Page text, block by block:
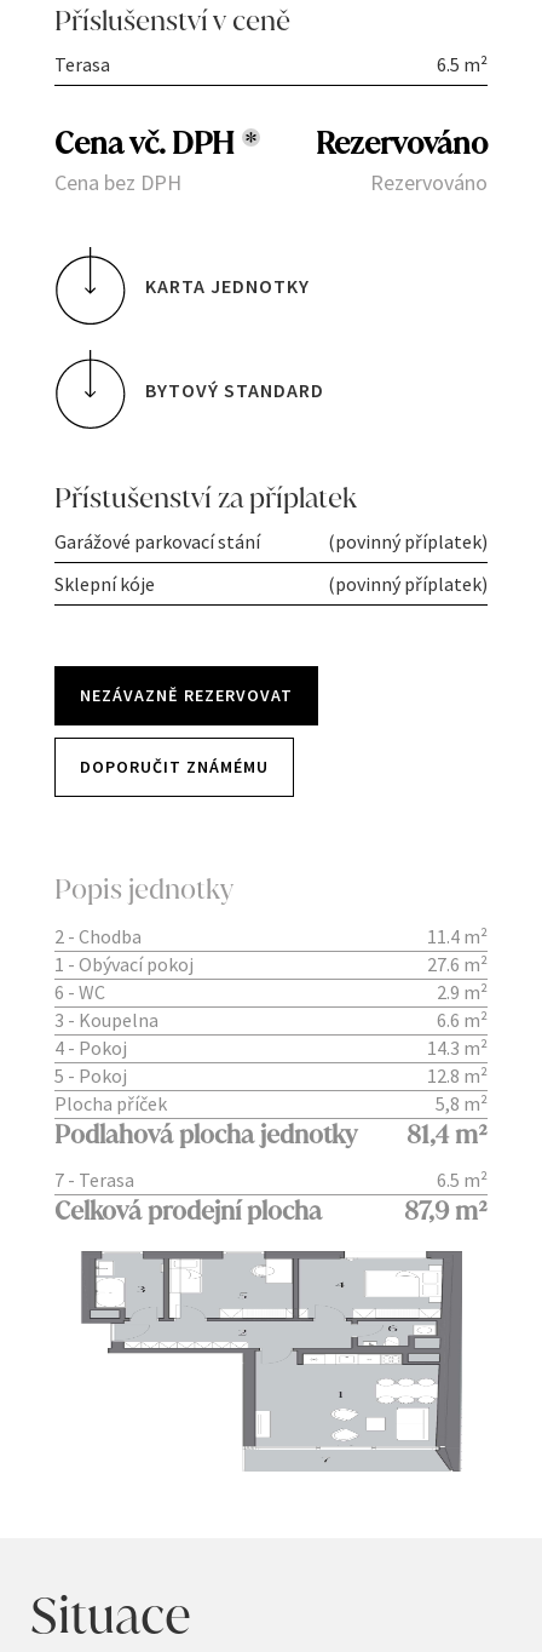
Příslušenství v ceně
Terasa 6.5 m²
Cena vč. DPH * Rezervováno
Cena bez DPH Rezervováno
KARTA JEDNOTKY
BYTOVÝ STANDARD
Přístušenství za příplatek
Garážové parkovací stání
(povinný příplatek)
Sklepní kóje
(povinný příplatek)
NEZÁVAZNĚ REZERVOVAT
DOPORUČIT ZNÁMÉMU
Popis jednotky
2 - Chodba
11.4 m²
1 - Obývací pokoj
27.6 m²
6 - WC
2.9 m²
3 - Koupelna
6.6 m²
4 - Pokoj
14.3 m²
5 - Pokoj
12.8 m²
Plocha příček
5,8 m²
Podlahová plocha jednotky 81,4 m²
7 - Terasa 6.5 m²
Celková prodejní plocha 87,9 m²
Situace